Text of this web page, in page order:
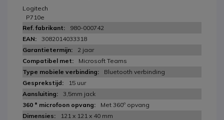
Logitech
P710e
980-000742
3082014033318
2 jaar
Microsoft Teams
Bluetooth verbinding
15 uur
3,5mm jack
Met 360º opvang
121 x 121 x 40 mm